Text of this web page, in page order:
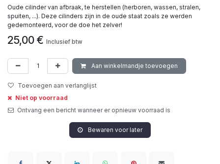
Oude cilinder van afbraak, te herstellen (herboren, wassen, stralen,
spuiten, ...). Deze cilinders zijn in de oude staat zoals ze werden
gedemonteerd, voor de doe het zelver!
25,00€ Inclusief btw
Aan winkelmandje toevoegen
Toevoegen aan verlanglijst
Niet op voorraad
Ontvang een bericht wanneer er opnieuw voorraad is
Bewaren voor later